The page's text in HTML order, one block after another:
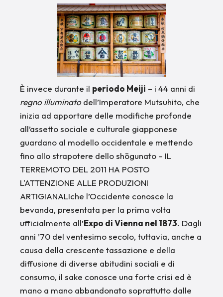
È invece durante il periodo Meiji – i 44 anni di
regno illuminatodell’Imperatore Mutsuhito, che
inizia ad apportare delle modifiche profonde
all’assetto sociale e culturale giapponese
guardano al modello occidentale e mettendo
fino allo strapotere dello shōgunato – IL
TERREMOTO DEL 2011 HA POSTO
L'ATTENZIONE ALLE PRODUZIONI
ARTIGIANALIche l’Occidente conosce la
bevanda, presentata per la prima volta
ufficialmente all’Expo di Vienna nel 1873. Dagli
anni ’70 del ventesimo secolo, tuttavia, anche a
causa della crescente tassazione e della
diffusione di diverse abitudini sociali e di
consumo, il sake conosce una forte crisi ed è
mano a mano abbandonato soprattutto dalle